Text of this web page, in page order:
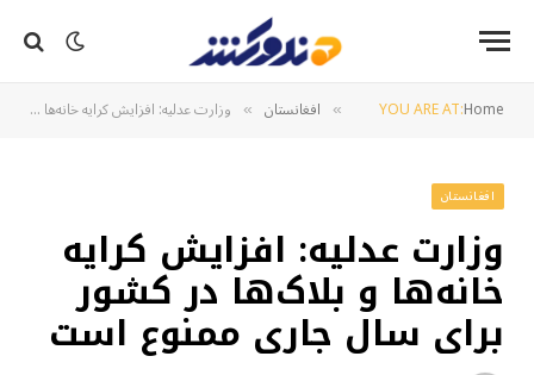
YOU ARE AT:Home
» افغانستان » وزارت عدلیه: افزایش کرایه خانه‌ها و بلاک‌ها در کشور برای سال جاری ممنوع است
افغانستان
وزارت عدلیه: افزایش کرایه
خانه‌ها و بلاک‌ها در کشور
برای سال جاری ممنوع است